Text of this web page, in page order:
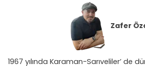
Zafer
1967 yılında Karaman-Sarıveliler’ de